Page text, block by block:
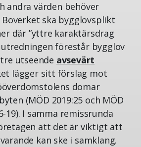
andra värden behöver
ska bygglovsplikt
där ”yttre karaktärsdrag
utredningen förestår bygglov
utseende avsevärt
lägger sitt förslag mot
domar
(MÖD 2019:25 och MÖD
19). I samma remissrunda
att det är viktigt att
kan ske i samklang.